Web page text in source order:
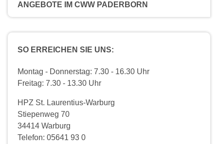
ANGEBOTE IM CWW PADERBORN
SO ERREICHEN SIE UNS:
Montag - Donnerstag: 7.30 - 16.30 Uhr
Freitag: 7.30 - 13.30 Uhr
HPZ St. Laurentius-Warburg
Stiepenweg 70
34414 Warburg
Telefon: 05641 93 0